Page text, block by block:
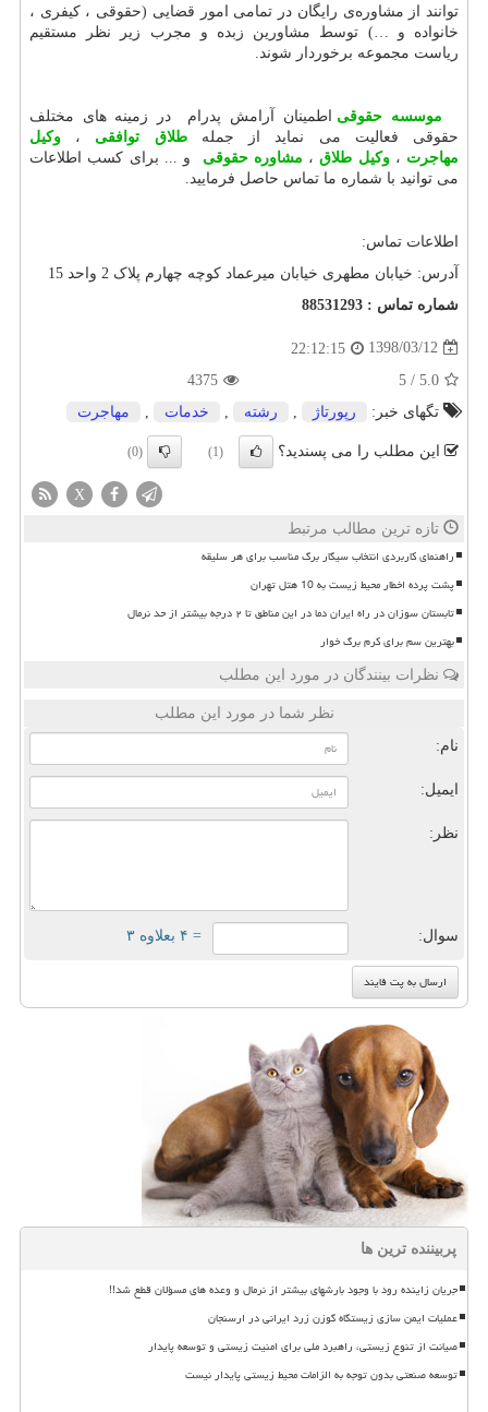
توانند از مشاوره‌ی رایگان در تمامی امور قضایی (حقوقی ، کیفری ،
خانواده و …) توسط مشاورین زبده و مجرب زیر نظر مستقیم
ریاست مجموعه برخوردار شوند.
موسسه حقوقی اطمینان آرامش پدرام در زمینه های مختلف
حقوقی فعالیت می نماید از جملهطلاق توافقی ، وکیل
مهاجرت ،وکیل طلاق، مشاوره حقوقی و ... برای کسب اطلاعات
می توانید با شماره ما تماس حاصل فرمایید.
اطلاعات تماس:
آدرس: خیابان مطهری خیابان میرعماد کوچه چهارم پلاک 2 واحد 15
شماره تماس : 88531293
1398/03/12
22:12:15
5.0
/
5
4375
تگهای خبر:
رپورتاژ رشته خدمات مهاجرت
این مطلب را می پسندید؟ (1)
(0)
X
تازه ترین مطالب مرتبط
راهنمای کاربردی انتخاب سیگار برگ مناسب برای هر سلیقه
پشت پرده اخطار محیط زیست به 10 هتل تهران
تابستان سوزان در راه ایران دما در این مناطق تا ۲ درجه بیشتر از حد نرمال
بهترین سم برای کرم برگ خوار
نظرات بینندگان در مورد این مطلب
نظر شما در مورد این مطلب
نام:
ایمیل:
نظر:
سوال: = ۴ بعلاوه ۳
پربیننده ترین ها
جریان زاینده رود با وجود بارشهای بیشتر از نرمال و وعده های مسؤلان قطع شد!!
عملیات ایمن سازی زیستگاه گوزن زرد ایرانی در ارسنجان
صیانت از تنوع زیستی، راهبرد ملی برای امنیت زیستی و توسعه پایدار
توسعه صنعتی بدون توجه به الزامات محیط زیستی پایدار نیست